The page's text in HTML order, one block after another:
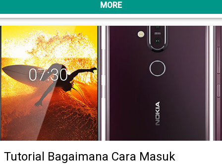
MORE
Tutorial Bagaimana Cara Masuk